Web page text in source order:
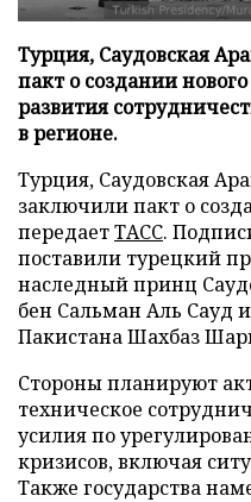
Турция, Саудовская
пакт о создании
развития
в регионе.
Турция, Саудовская
заключили пакт о
передаетТАСС.
поставили турецкий
наследный принц
бен Сальман Аль Сауд
Пакистана Шахбаз
Стороны планируют
техническое
усилия по
кризисов, включая
Также государства